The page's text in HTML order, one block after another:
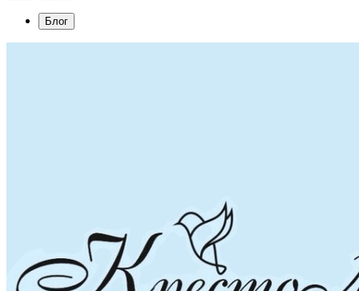
Блог